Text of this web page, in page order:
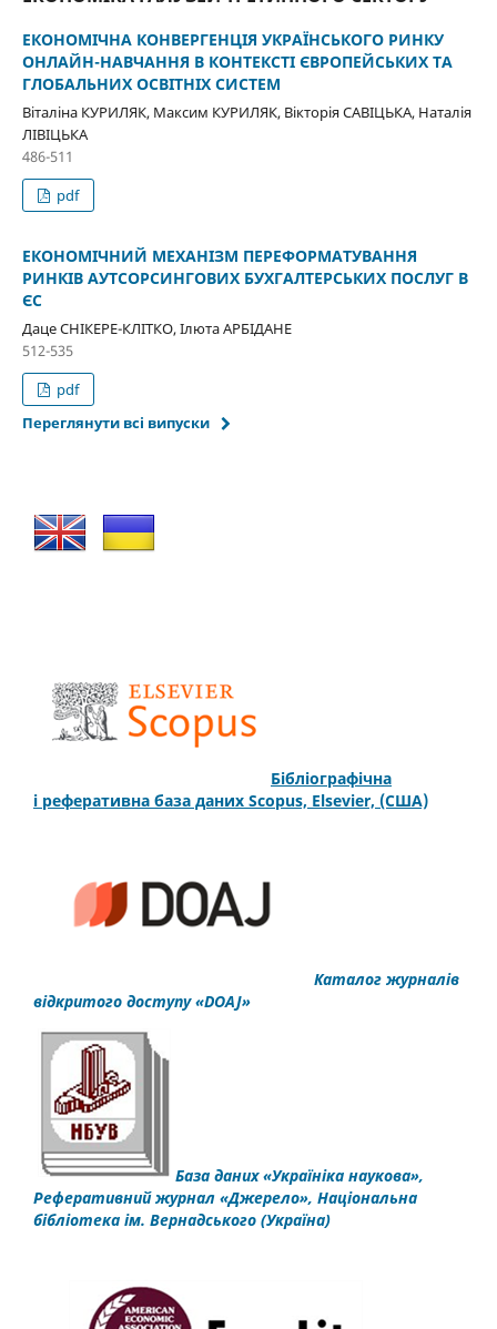
ЕКОНОМІЧНА КОНВЕРГЕНЦІЯ УКРАЇНСЬКОГО РИНКУ
ОНЛАЙН-НАВЧАННЯ В КОНТЕКСТІ ЄВРОПЕЙСЬКИХ ТА
ГЛОБАЛЬНИХ ОСВІТНІХ СИСТЕМ
Віталіна КУРИЛЯК, Максим КУРИЛЯК, Вікторія САВІЦЬКА, Наталія
ЛІВІЦЬКА
486-511
pdf
ЕКОНОМІЧНИЙ МЕХАНІЗМ ПЕРЕФОРМАТУВАННЯ
РИНКІВ АУТСОРСИНГОВИХ БУХГАЛТЕРСЬКИХ ПОСЛУГ В
ЄС
Даце СНІКЕРЕ-КЛІТКО, Ілюта AРБІДАНЕ
512-535
pdf
Переглянути всі випуски
Бібліографічна
і реферативна база даних Scopus, Elsevier, (США)
Каталог журналів
відкритого доступу «DOAJ»
База даних «Україніка наукова»,
Реферативний журнал «Джерело», Національна
бібліотека ім. Вернадського (Україна)